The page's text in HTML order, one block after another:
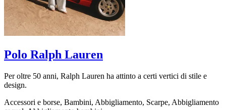
Polo Ralph Lauren
Per oltre 50 anni, Ralph Lauren ha attinto a certi vertici di stile e
design.
Accessori e borse, Bambini, Abbigliamento, Scarpe, Abbigliamento